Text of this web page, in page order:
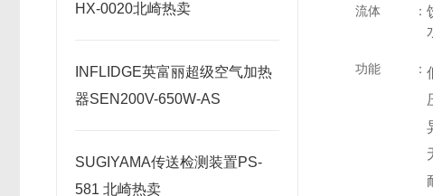
HX-0020北崎热卖
INFLIDGE英富丽超级空气加热
器SEN200V-650W-AS
SUGIYAMA传送检测装置PS-
581 北崎热卖
流体 ：
功能 ：